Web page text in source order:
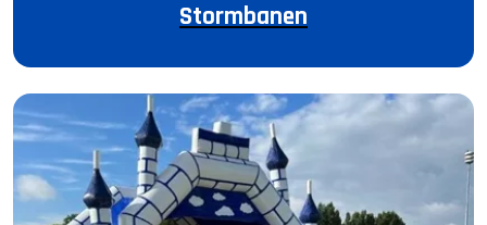
Stormbanen